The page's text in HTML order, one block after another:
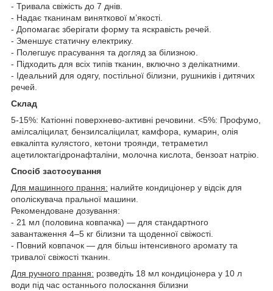
- Тривала свіжість до 7 днів.
- Надає тканинам виняткової м’якості.
- Допомагає зберігати форму та яскравість речей.
- Зменшує статичну електрику.
- Полегшує прасування та догляд за білизною.
- Підходить для всіх типів тканин, включно з делікатними.
- Ідеальний для одягу, постільної білизни, рушників і дитячих
речей.
Склад
5-15%: Катіонні поверхнево-активні речовини. <5%: Профумо,
амілсаліцилат, бензилсаліцилат, камфора, кумарин, олія
евкаліпта кулястого, кетони троянди, тетраметил
ацетилоктагідронафталіни, молочна кислота, бензоат натрію.
Спосіб застосування
Для машинного прання: налийте кондиціонер у відсік для
ополіскувача пральної машини.
Рекомендоване дозування:
- 21 мл (половина ковпачка) — для стандартного
завантаження 4–5 кг білизни та щоденної свіжості.
- Повний ковпачок — для більш інтенсивного аромату та
тривалої свіжості тканин.
Для ручного прання: розведіть 18 мл кондиціонера у 10 л
води під час останнього полоскання білизни